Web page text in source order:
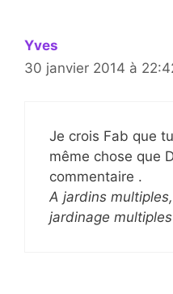
Yves
30 janvier 2014 à
Je crois Fab que
même chose que
commentaire .
A jardins
jardinage